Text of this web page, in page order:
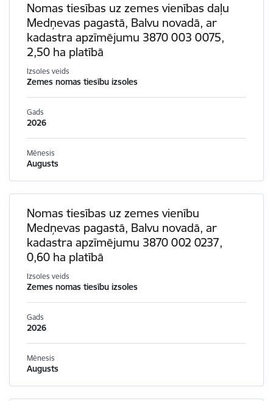
Nomas tiesības uz zemes vienības daļu
Medņevas pagastā, Balvu novadā, ar
kadastra apzīmējumu 3870 003 0075,
2,50 ha platībā
Izsoles veids
Zemes nomas tiesību izsoles
Gads
2026
Mēnesis
Augusts
Nomas tiesības uz zemes vienību
Medņevas pagastā, Balvu novadā, ar
kadastra apzīmējumu 3870 002 0237,
0,60 ha platībā
Izsoles veids
Zemes nomas tiesību izsoles
Gads
2026
Mēnesis
Augusts